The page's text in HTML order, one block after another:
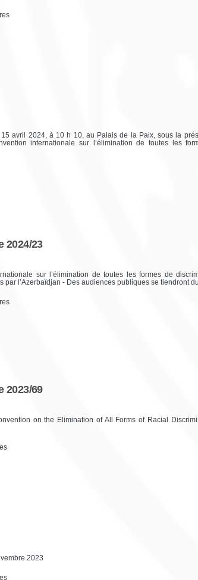
avril 2024, à 10 h 10, au Palais de la Paix, sous la
internationale sur l’élimination de toutes les
2024/23
sur l’élimination de toutes les formes de
par l’Azerbaïdjan - Des audiences publiques se tiendront
2023/69
on the Elimination of All Forms of Racial
2023